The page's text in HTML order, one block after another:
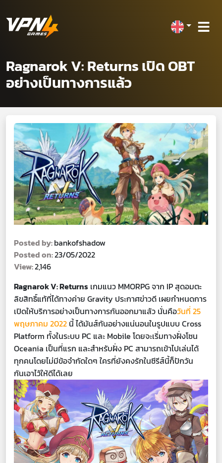
Ragnarok V: Returns เปิด OBT
อย่างเป็นทางการแล้ว
Posted by:bankofshadow
Posted on:23/05/2022
View:2,146
Ragnarok V: Returns เกมแนว MMORPG จาก IP สุดอมตะ
ลิขสิทธิ์แท้ที่ได้ทางค่าย Gravity ประกาศข่าวดี เผยกำหนดการ
เปิดให้บริการอย่างเป็นทางการกันออกมาแล้ว นั่นคือวันที่ 25
พฤษภาคม 2022 นี้ ได้มันส์กันอย่างแน่นอนในรูปแบบ Cross
Platform ทั้งในระบบ PC และ Mobile โดยจะเริ่มทางฝั่งโซน
Oceania เป็นที่แรก และสำหรับฝั่ง PC สามารถเข้าไปเล่นได้
ทุกคนโดยไม่มีข้อจำกัดใดๆ ใครที่ยังคงรักในซีรีส์นี้ก็ปักวัน
กันเอาไว้ให้ดีได้เลย